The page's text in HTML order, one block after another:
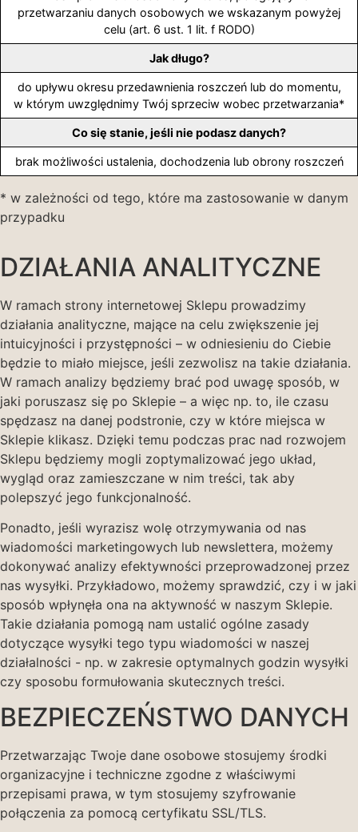
przetwarzaniu danych osobowych we wskazanym powyżej
celu (art. 6 ust. 1 lit. f RODO)
Jak długo?
do upływu okresu przedawnienia roszczeń lub do momentu,
w którym uwzględnimy Twój sprzeciw wobec przetwarzania*
Co się stanie, jeśli nie podasz danych?
brak możliwości ustalenia, dochodzenia lub obrony roszczeń
* w zależności od tego, które ma zastosowanie w danym
przypadku
DZIAŁANIA ANALITYCZNE
W ramach strony internetowej Sklepu prowadzimy
działania analityczne, mające na celu zwiększenie jej
intuicyjności i przystępności – w odniesieniu do Ciebie
będzie to miało miejsce, jeśli zezwolisz na takie działania.
W ramach analizy będziemy brać pod uwagę sposób, w
jaki poruszasz się po Sklepie – a więc np. to, ile czasu
spędzasz na danej podstronie, czy w które miejsca w
Sklepie klikasz. Dzięki temu podczas prac nad rozwojem
Sklepu będziemy mogli zoptymalizować jego układ,
wygląd oraz zamieszczane w nim treści, tak aby
polepszyć jego funkcjonalność.
Ponadto, jeśli wyrazisz wolę otrzymywania od nas
wiadomości marketingowych lub newslettera, możemy
dokonywać analizy efektywności przeprowadzonej przez
nas wysyłki. Przykładowo, możemy sprawdzić, czy i w jaki
sposób wpłynęła ona na aktywność w naszym Sklepie.
Takie działania pomogą nam ustalić ogólne zasady
dotyczące wysyłki tego typu wiadomości w naszej
działalności - np. w zakresie optymalnych godzin wysyłki
czy sposobu formułowania skutecznych treści.
BEZPIECZEŃSTWO DANYCH
Przetwarzając Twoje dane osobowe stosujemy środki
organizacyjne i techniczne zgodne z właściwymi
przepisami prawa, w tym stosujemy szyfrowanie
połączenia za pomocą certyfikatu SSL/TLS.